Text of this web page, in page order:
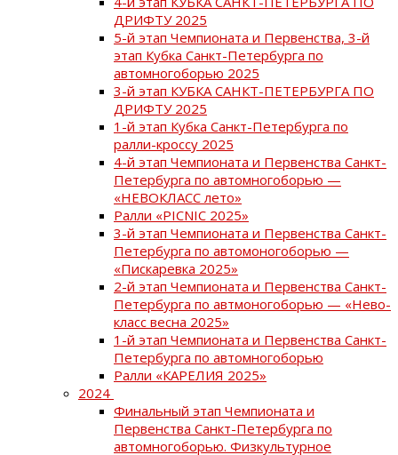
ДРИФТУ 2025
5-й этап Чемпионата и Первенства, 3-й
этап Кубка Санкт-Петербурга по
автомногоборью 2025
3-й этап КУБКА САНКТ-ПЕТЕРБУРГА ПО
ДРИФТУ 2025
1-й этап Кубка Санкт-Петербурга по
ралли-кроссу 2025
4-й этап Чемпионата и Первенства Санкт-
Петербурга по автомногоборью —
«НЕВОКЛАСС лето»
Ралли «PICNIC 2025»
3-й этап Чемпионата и Первенства Санкт-
Петербурга по автомоногоборью —
«Пискаревка 2025»
2-й этап Чемпионата и Первенства Санкт-
Петербурга по автмоногоборью — «Нево-
класс весна 2025»
1-й этап Чемпионата и Первенства Санкт-
Петербурга по автомногоборью
Ралли «КАРЕЛИЯ 2025»
2024
Финальный этап Чемпионата и
Первенства Санкт-Петербурга по
автомногоборью. Физкультурное